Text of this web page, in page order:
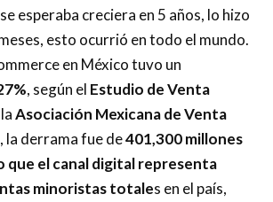
esperaba creciera en 5 años, lo hizo
esto ocurrió en todo el mundo.
en México tuvo un
, según el Estudio de Venta
laAsociación Mexicana de Venta
la derrama fue de401,300 millones
que el canal digital representa
minoristas totales en el país,